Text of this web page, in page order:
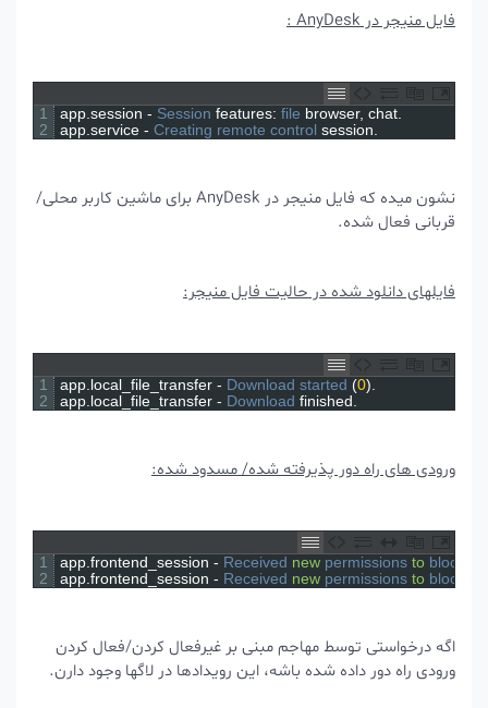
فایل منیجر در AnyDesk :
1
2
app.session - Session features : file browser,
app.service - Creating remote control session
نشون میده که فایل منیجر در AnyDesk برای ماشین کاربر محلی/
قربانی فعال شده.
فایلهای دانلود شده در حالیت فایل منیجر:
1
2
app. local_file_transfer - Download started
app. local_file_transfer - Download finished
ورودی های راه دور پذیرفته شده/ مسدود شده:
1
2
app.frontend_session - Received new permissions to
app.frontend_session - Received new permissions to
اگه درخواستی توسط مهاجم مبنی بر غیرفعال کردن/فعال کردن
ورودی راه دور داده شده باشه، این رویدادها در لاگها وجود دارن.